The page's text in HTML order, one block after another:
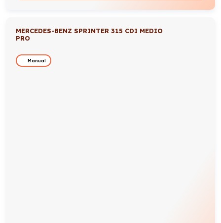
MERCEDES-BENZ SPRINTER 315 CDI MEDIO
PRO
Manual